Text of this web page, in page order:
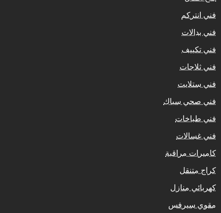
فني انتركم
فني بدالات
فني تكييف
فني ثلاجات
فني ستلايت
فني صحي سباك
فني طباخات
فني غسالات
كاميرات مراقبة
كراج متنقل
كهربائي منازل
مقوي سيرفس